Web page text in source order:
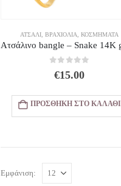
ΑΤΣΆΛΙ ,ΒΡΑΧΙΌΛΙΑ ,ΚΟΣΜΗΜΑΤΑ
€15.00
ΠΡΟΣΘΉΚΗ ΣΤΟ ΚΑΛΆΘΙ
Εμφάνιση: